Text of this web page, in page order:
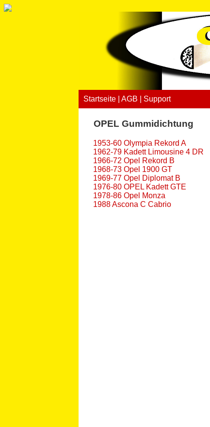
Startseite AGB Support
OPEL Gummidichtung
1953-60 Olympia Rekord A
1962-79 Kadett Limousine 4 DR
1966-72 Opel Rekord B
1968-73 Opel 1900 GT
1969-77 Opel Diplomat B
1976-80 OPEL Kadett GTE
1978-86 Opel Monza
1988 Ascona C Cabrio